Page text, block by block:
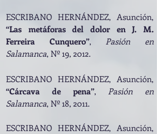
ESCRIBANO HERNÁNDEZ, Asunción,
“Las metáforas del dolor en J. M.
Ferreira Cunquero”, Pasión en
Salamanca, Nº 19, 2012.
ESCRIBANO HERNÁNDEZ, Asunción,
“Cárcava de pena”, Pasión en
Salamanca, Nº 18, 2011.
ESCRIBANO HERNÁNDEZ, Asunción,